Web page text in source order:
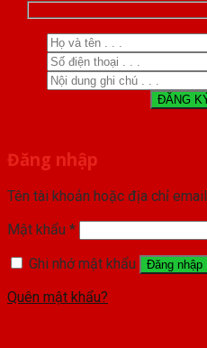
Đăng nhập
Tên tài khoản hoặc địa chỉ email
Mật khẩu *
Ghi nhớ mật khẩu
Đăng nhập
Quên mật khẩu?